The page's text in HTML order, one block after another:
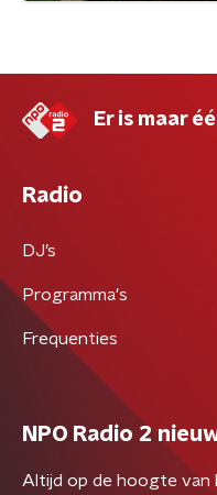
Er is maar
Radio
DJ’s
Programma's
Frequenties
NPO Radio 2
Altijd op de hoogte van